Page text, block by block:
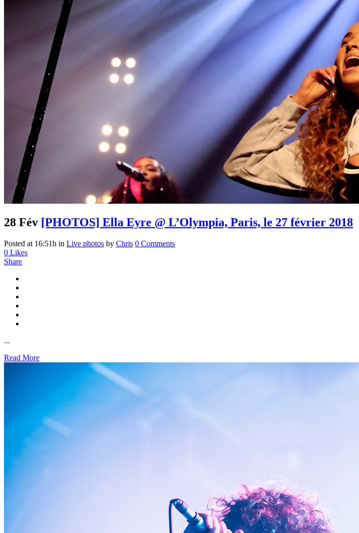
28 Fév [PHOTOS] Ella Eyre @ L’Olympia, Paris, le 27 février 2018
Posted at 16:51h in Live photos by Chris 0 Comments
0 Likes
Share
...
Read More